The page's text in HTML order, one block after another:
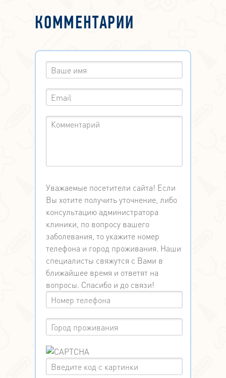
КОММЕНТАРИИ
Уважаемые посетители сайта! Если
Вы хотите получить уточнение, либо
консультацию администратора
клиники, по вопросу вашего
заболевания, то укажите номер
телефона и город проживания. Наши
специалисты свяжутся с Вами в
ближайшее время и ответят на
вопросы. Спасибо и до связи!